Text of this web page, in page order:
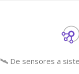
🛰️ De sensores a